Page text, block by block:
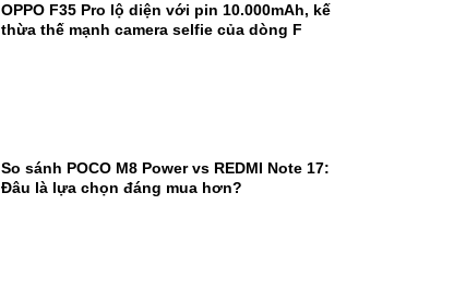
OPPO F35 Pro lộ diện với pin 10.000mAh, kế
thừa thế mạnh camera selfie của dòng F
So sánh POCO M8 Power vs REDMI Note 17:
Đâu là lựa chọn đáng mua hơn?